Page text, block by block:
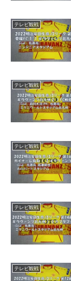
テレビ観戦
テレビ観戦
テレビ観戦
テレビ観戦
テレビ観戦